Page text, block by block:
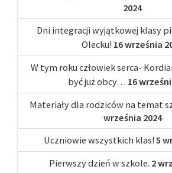
2024
Dni integracji wyjątkowej klasy
Olecku! 16 września
W tym roku człowiek serca-
być już obcy… 16
Materiały dla rodziców na temat
września 2024
Uczniowie wszystkich klas! 5
Pierwszy dzień w szkole. 2